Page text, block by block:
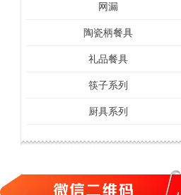
网漏
陶瓷柄餐具
礼品餐具
筷子系列
厨具系列